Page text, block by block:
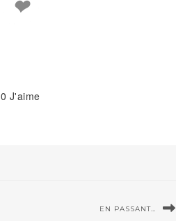
❤
0 J'aime
EN PASSANT…